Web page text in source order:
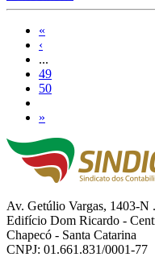
«
‹
...
49
50
»
Av. Getúlio Vargas, 1403-N
Edifício Dom Ricardo -
Chapecó - Santa Catarina
CNPJ: 01.661.831/0001-77